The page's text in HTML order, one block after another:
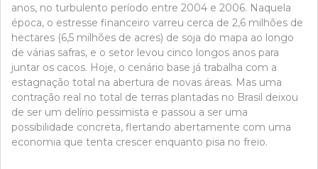
anos, no turbulento período entre 2004 e 2006. Naquela
época, o estresse financeiro varreu cerca de 2,6 milhões de
hectares (6,5 milhões de acres) de soja do mapa ao longo
de várias safras, e o setor levou cinco longos anos para
juntar os cacos. Hoje, o cenário base já trabalha com a
estagnação total na abertura de novas áreas. Mas uma
contração real no total de terras plantadas no Brasil deixou
de ser um delírio pessimista e passou a ser uma
possibilidade concreta, flertando abertamente com uma
economia que tenta crescer enquanto pisa no freio.